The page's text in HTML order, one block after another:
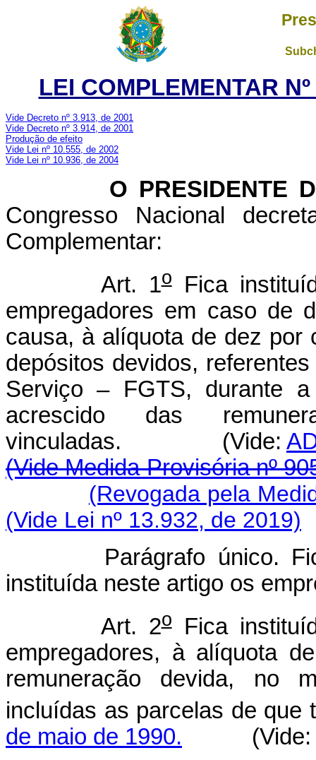
LEI COMPLEMENTAR
Vide Decreto nº 3.913, de 2001
Vide Decreto nº 3.914, de 2001
Produção de efeito
Vide Lei nº 10.555, de 2002
Vide Lei nº 10.936, de 2004
O PRESIDENTE DA
Congresso Nacional
Complementar:
Art. 1oFica
empregadores em caso de
causa, à alíquota de dez por
depósitos devidos,
Serviço – FGTS, durante
acrescido das
vinculadas. (Vide:
(Vide Medida Provisória nº
(Revogada pela
(Vide Lei nº 13.932, de 2019)
Parágrafo único.
instituída neste artigo os
Art. 2oFica
empregadores, à alíquota
remuneração devida, no
incluídas as parcelas de que
de maio de 1990. (Vide: